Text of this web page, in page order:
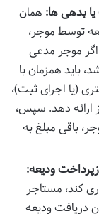
بدهی ها: همان
توسط موجر،
موجر مدعی
باید همزمان با
(یا اجرای ثبت)،
ارائه دهد. سپس،
باقی مبلغ به
ودیعه:
کند، مستاجر
دریافت ودیعه